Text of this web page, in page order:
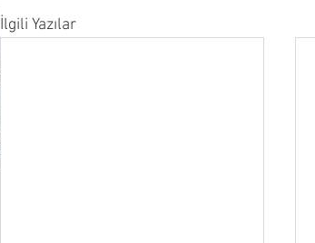
İlgili Yazılar